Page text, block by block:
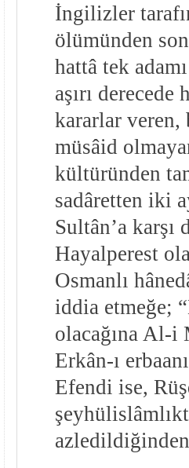
İngilizler
ölümünden
hattâ tek
aşırı
kararlar
müsâid
kültüründen
sadâretten iki
Sultân’a karşı
Hayalperest
Osmanlı
iddia etmeğe;
olacağına Al-i
Erkân-ı
Efendi ise,